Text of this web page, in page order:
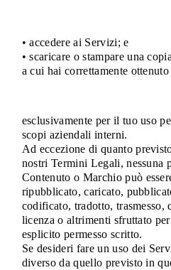
• accedere ai Servizi; e
• scaricare o stampare una
a cui hai correttamente ottenuto
esclusivamente per il tuo uso
scopi aziendali interni.
Ad eccezione di quanto
nostri Termini Legali, nessuna
Contenuto o Marchio può
ripubblicato, caricato,
codificato, tradotto,
licenza o altrimenti sfruttato
esplicito permesso scritto.
Se desideri fare un uso dei
diverso da quello previsto in